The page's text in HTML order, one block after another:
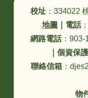
校址 ：334022
地圖
電話
網路電話：903-
個資保
聯絡信箱：
物